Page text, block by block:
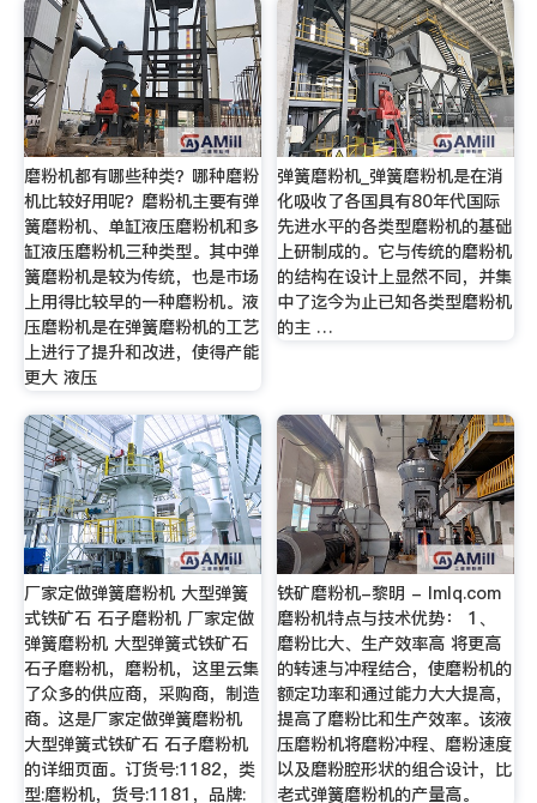
磨粉机都有哪些种类？哪种磨粉
机比较好用呢？磨粉机主要有弹
簧磨粉机、单缸液压磨粉机和多
缸液压磨粉机三种类型。其中弹
簧磨粉机是较为传统，也是市场
上用得比较早的一种磨粉机。液
压磨粉机是在弹簧磨粉机的工艺
上进行了提升和改进，使得产能
更大 液压
弹簧磨粉机_弹簧磨粉机是在消
化吸收了各国具有80年代国际
先进水平的各类型磨粉机的基础
上研制成的。它与传统的磨粉机
的结构在设计上显然不同，并集
中了迄今为止已知各类型磨粉机
的主 …
厂家定做弹簧磨粉机 大型弹簧
式铁矿石 石子磨粉机 厂家定做
弹簧磨粉机 大型弹簧式铁矿石
石子磨粉机，磨粉机，这里云集
了众多的供应商，采购商，制造
商。这是厂家定做弹簧磨粉机
大型弹簧式铁矿石 石子磨粉机
的详细页面。订货号:1182，类
型:磨粉机，货号:1181，品牌:
铁矿磨粉机-黎明 - lmlq.com
磨粉机特点与技术优势： 1、
磨粉比大、生产效率高 将更高
的转速与冲程结合，使磨粉机的
额定功率和通过能力大大提高，
提高了磨粉比和生产效率。该液
压磨粉机将磨粉冲程、磨粉速度
以及磨粉腔形状的组合设计，比
老式弹簧磨粉机的产量高。